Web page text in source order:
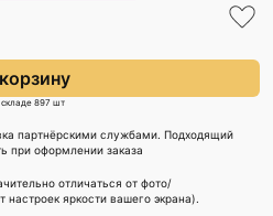
897 шт
партнёрскими службами. Подходящий
при оформлении заказа
отличаться от фото/
яркости вашего экрана).